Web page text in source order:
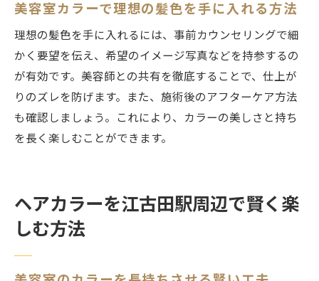
び
理想の色持ちを美容室で実現する秘訣
美容室カラーの色持ちを伸ばすコツを伝授
理想のヘアカラーを長く楽しむ美容室活用
法
美容室で相談したい色持ちアップのポイン
ト
カラー長持ちのための美容室選びとケア方
法
美容室カラーで理想の髪色を手に入れる方法
理想の髪色を手に入れるには、事前カウンセリングで細
かく要望を伝え、希望のイメージ写真などを持参するの
が有効です。美容師との共有を徹底することで、仕上が
りのズレを防げます。また、施術後のアフターケア方法
も確認しましょう。これにより、カラーの美しさと持ち
を長く楽しむことができます。
ヘアカラーを江古田駅周辺で賢く楽
しむ方法